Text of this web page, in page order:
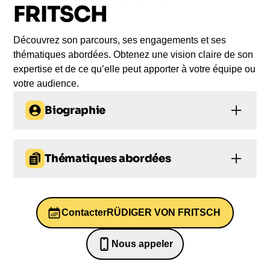
pour votre audience.
FRITSCH
Découvrez son parcours, ses engagements et ses
thématiques abordées. Obtenez une vision claire de son
expertise et de ce qu’elle peut apporter à votre équipe ou
votre audience.
Biographie
allemand à Moscou de 2014 à 2019, représenta
l'Allemagne auprès du président Vladimir Poutine.
secrétaire aux ambassades allemandes avant de
devenir vice-président du Service fédéral des
renseignements et chef du Département de
l’économie et du développement durable. Dans
ses conférences captivantes, il adopte une position
Thématiques abordées
Economie Histoire Management
ContacterRÜDIGER VON FRITSCH
Nous appeler
0652698481